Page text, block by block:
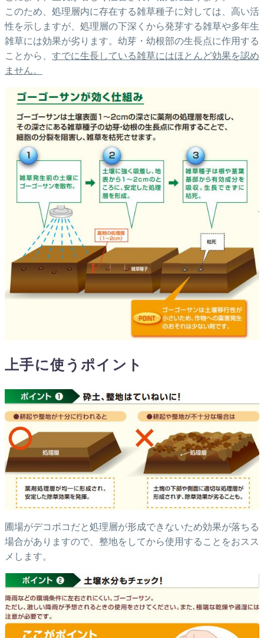
このため、処理層内に存在する雑草種子に対しては、高い活
性を示しますが、処理層の下深くから発芽する雑草や多年生
雑草には効果が劣ります。幼芽・幼根部の生長点に作用する
ことから、 すでに生長している雑草にはほとんど効果を認め
ません。
上手に使うポイント
圃場がデコボコだと処理層が形成できないため効果が落ちる
場合がありますので、整地をしてから使用することをおスス
メします。